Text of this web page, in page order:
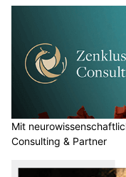
Mit
Consulting & Partner